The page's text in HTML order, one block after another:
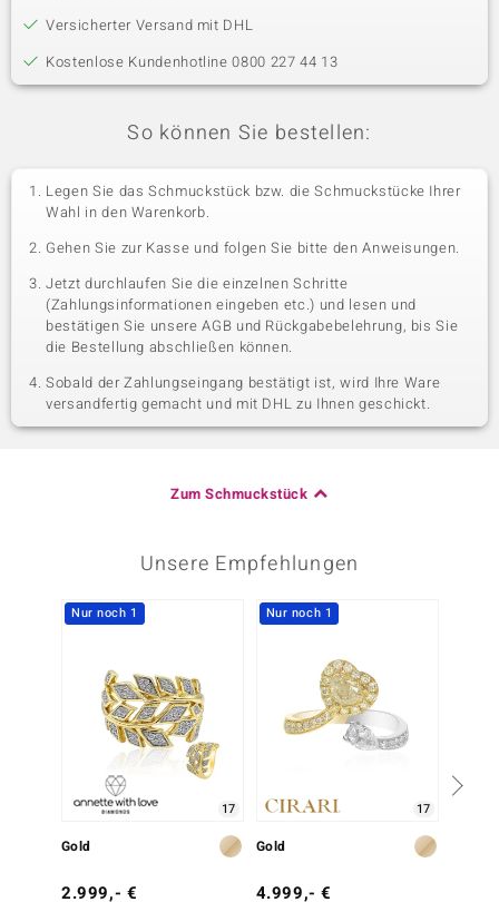
Versicherter Versand mit DHL
Kostenlose Kundenhotline 0800 227 44 13
So können Sie bestellen:
Legen Sie das Schmuckstück bzw. die Schmuckstücke Ihrer
Wahl in den Warenkorb.
Gehen Sie zur Kasse und folgen Sie bitte den Anweisungen.
Jetzt durchlaufen Sie die einzelnen Schritte
(Zahlungsinformationen eingeben etc.) und lesen und
bestätigen Sie unsere AGB und Rückgabebelehrung, bis Sie
die Bestellung abschließen können.
Sobald der Zahlungseingang bestätigt ist, wird Ihre Ware
versandfertig gemacht und mit DHL zu Ihnen geschickt.
Zum Schmuckstück
Unsere Empfehlungen
Nur noch 1
17
Gold
2.999,- €
Nur noch 1
17
Gold
4.999,- €